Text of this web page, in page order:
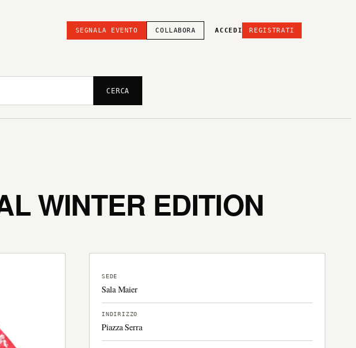
SEGNALA EVENTO COLLABORA ACCEDI REGISTRATI
CERCA
WINTER EDITION
SEDE
Sala Maier
INDIRIZZO
Piazza Serra